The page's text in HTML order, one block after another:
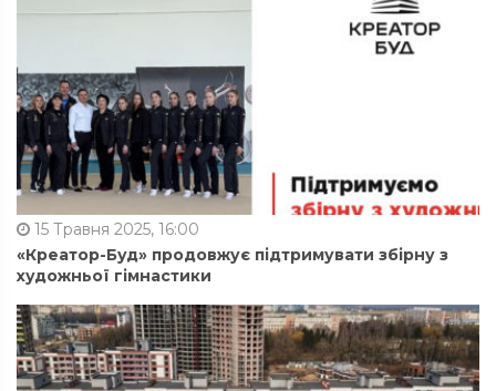
15 Травня 2025, 16:00
«Креатор-Буд» продовжує підтримувати збірну з
художньої гімнастики